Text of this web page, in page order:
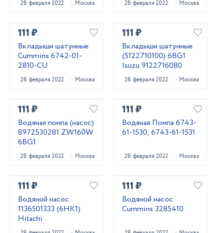
28 февраля 2022 Москва
Isuzu 1115100743
28 февраля 2022 Москва
111 ₽
Вкладыши шатунные
Cummins 6742-01-
2810-CU
28 февраля 2022 Москва
111 ₽
Вкладыши шатунные
(5122710100) 6BG1
Isuzu 9122716080
28 февраля 2022 Москва
111 ₽
Водяная помпа (насос)
8972530281 ZW160W
6BG1
28 февраля 2022 Москва
111 ₽
Водяная Помпа 6743-
61-1530, 6743-61-1531
28 февраля 2022 Москва
111 ₽
Водяной насос
1136501333 (6HK1)
Hitachi
111 ₽
Водяной насос
Cummins 3285410